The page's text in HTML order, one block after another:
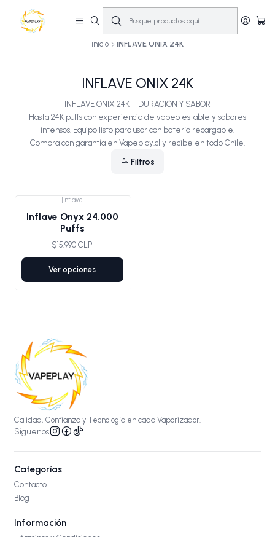
10% OFF primera compra! | Compra antes de las 14:00 y recíbelo el mismo
día en Santiago (Lun–Sáb)🚚💨
Inicio INFLAVE ONIX 24K
INFLAVE ONIX 24K
INFLAVE ONIX 24K – DURACIÓN Y SABOR
Hasta 24K puffs con experiencia de vapeo estable y sabores
intensos. Equipo listo para usar con batería recargable.
Compra con garantía en Vapeplay.cl y recibe en todo Chile.
Filtros
Inflave
Inflave Onyx 24.000
Puffs
$15.990 CLP
Ver opciones
Calidad, Confianza y Tecnología en cada Vaporizador.
Síguenos
Categorías
Contacto
Blog
Información